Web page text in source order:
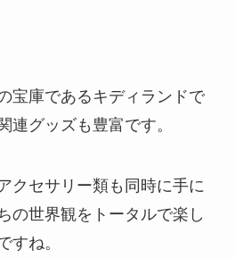
宝庫であるキディランドで
連グッズも豊富です。
クセサリー類も同時に手に
の世界観をトータルで楽し
すね。